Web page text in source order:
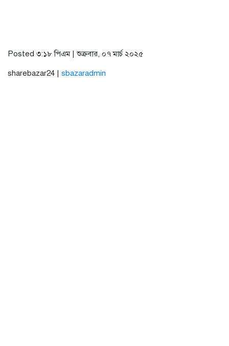
Posted ৩:১৮ পিএম | শুক্রবার, ০৭ মার্চ ২০২৫
sharebazar24 | sbazaradmin